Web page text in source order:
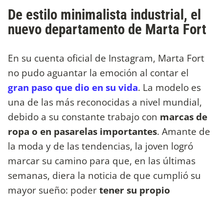
De estilo minimalista industrial, el
nuevo departamento de Marta Fort
En su cuenta oficial de Instagram, Marta Fort
no pudo aguantar la emoción al contar el
gran paso que dio en su vida. La modelo es
una de las más reconocidas a nivel mundial,
debido a su constante trabajo con marcas de
ropa o en pasarelas importantes. Amante de
la moda y de las tendencias, la joven logró
marcar su camino para que, en las últimas
semanas, diera la noticia de que cumplió su
mayor sueño: podertener su propio